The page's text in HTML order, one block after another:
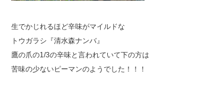
生でかじれるほど辛味がマイルドな
トウガラシ『清水森ナンバ』
鷹の爪の1/3の辛味と言われていて下の方は
苦味の少ないピーマンのようでした！！！